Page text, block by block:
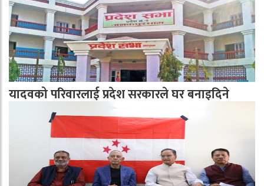
यादवको परिवारलाई प्रदेश सरकारले घर बनाइदिने